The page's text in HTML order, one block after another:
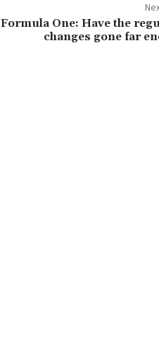
Formula One: Have the
changes gone far